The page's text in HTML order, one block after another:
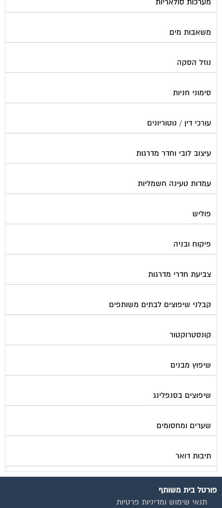
משאבות מים
נוזל הסקה
סימוני חניות
עורכי דין / נוטוריונים
עיצוב לובי וחדר מדרגות
עמדות טעינה חשמליות
פוליש
פיקוח ובניה
צביעת חדרי מדרגות
קבלני שיפוצים לבתים משותפים
קונסטרוקטור
שיפוץ מבנים
שיפוצים בסנפלינג
שערים ומחסומים
תיבות דואר
פורטל בית משותף
תנאי שימוש ומדיניות פרטיות